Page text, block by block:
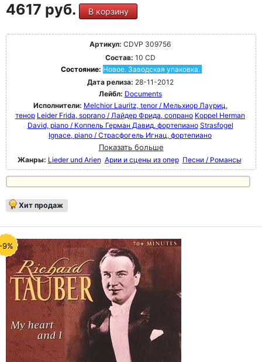
4617 руб. В корзину
Артикул: CDVP 309756
Состав: 10 CD
Состояние: Новое. Заводская упаковка.
Дата релиза: 28-11-2012
Лейбл: Documents
Исполнители: Melchior Lauritz, tenor / Мельхиор Лауриц,
тенор Leider Frida, soprano / Лайдер Фрида, сопрано Koppel Herman
David, piano / Коппель Герман Давид, фортепиано Strasfogel
Ignace, piano / Страсфогель Игнац, фортепиано
Показать больше
Жанры: Lieder und Arien Арии и сцены из опер Песни / Романсы
Хит продаж
9%